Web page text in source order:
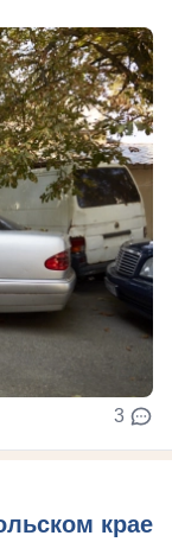
3
крае